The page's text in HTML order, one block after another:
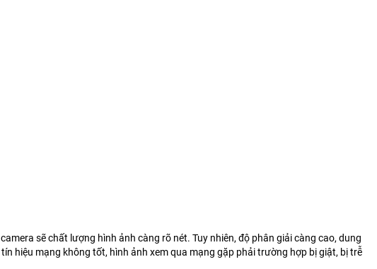
sẽ chất lượng hình ảnh càng rõ nét. Tuy nhiên, độ phân giải càng cao, dung
hiệu mạng không tốt, hình ảnh xem qua mạng gặp phải trường hợp bị giật, bị trễ